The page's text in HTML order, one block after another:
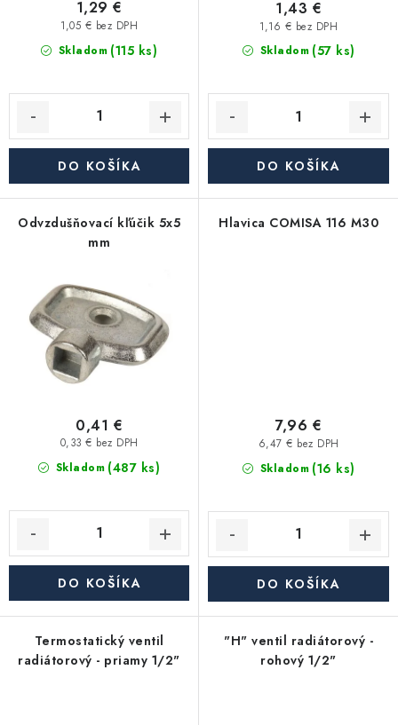
Akcie, Zľavy
Kontakty Poštovné a doprava
Obchodné podmienky
Podmienky ochrany osobných údajov
Obchodné podmienky požičovne náradia
Moja objednávka
Skladom (115 ks)
1,05 € bez DPH
1,29 €
DO KOŠÍKA
Skladom (57 ks)
1,16 € bez DPH
1,43 €
DO KOŠÍKA
Odvzdušňovací kľúčik 5x5
mm
Skladom (487 ks)
0,33 € bez DPH
0,41 €
DO KOŠÍKA
Hlavica COMISA 116 M30
Skladom (16 ks)
6,47 € bez DPH
7,96 €
DO KOŠÍKA
Termostatický ventil
radiátorový - priamy 1/2"
"H" ventil radiátorový -
rohový 1/2"